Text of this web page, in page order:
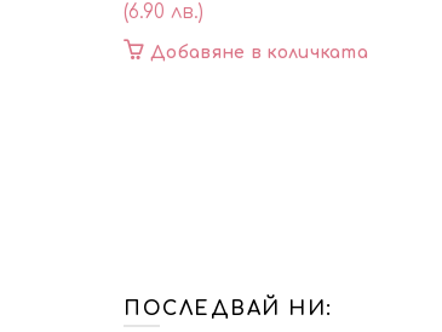
(6.90 лв.)
Добавяне в количката
ПОСЛЕДВАЙ НИ: